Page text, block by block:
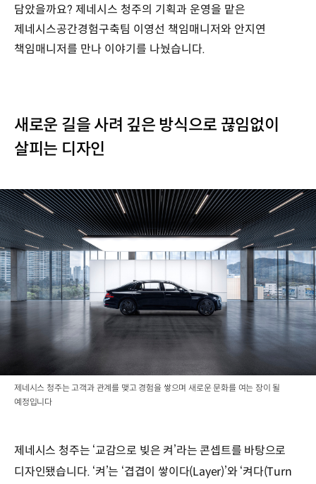
담았을까요? 제네시스 청주의 기획과 운영을 맡은
제네시스공간경험구축팀 이영선 책임매니저와 안지연
책임매니저를 만나 이야기를 나눴습니다.
새로운 길을 사려 깊은 방식으로 끊임없이
살피는 디자인
제네시스 청주는 고객과 관계를 맺고 경험을 쌓으며 새로운 문화를 여는 장이 될
예정입니다
제네시스 청주는 ‘교감으로 빚은 켜’라는 콘셉트를 바탕으로
디자인됐습니다. ‘켜’는 ‘겹겹이 쌓이다(Layer)’와 ‘켜다(Turn